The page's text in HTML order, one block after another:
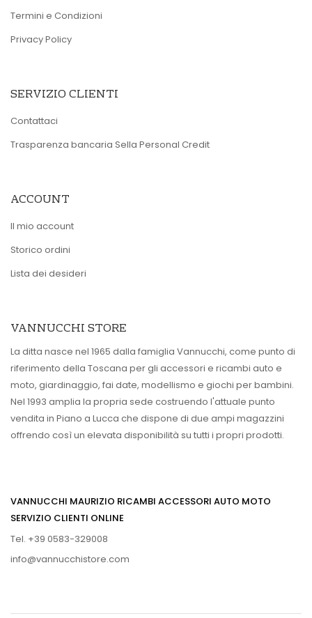
Termini e Condizioni
Privacy Policy
SERVIZIO CLIENTI
Contattaci
Trasparenza bancaria Sella Personal Credit
ACCOUNT
Il mio account
Storico ordini
Lista dei desideri
VANNUCCHI STORE
La ditta nasce nel 1965 dalla famiglia Vannucchi, come punto di
riferimento della Toscana per gli accessori e ricambi auto e
moto, giardinaggio, fai date, modellismo e giochi per bambini.
Nel 1993 amplia la propria sede costruendo l'attuale punto
vendita in Piano a Lucca che dispone di due ampi magazzini
offrendo così un elevata disponibilità su tutti i propri prodotti.
VANNUCCHI MAURIZIO RICAMBI ACCESSORI AUTO MOTO
SERVIZIO CLIENTI ONLINE
Tel. +39 0583-329008
info@vannucchistore.com